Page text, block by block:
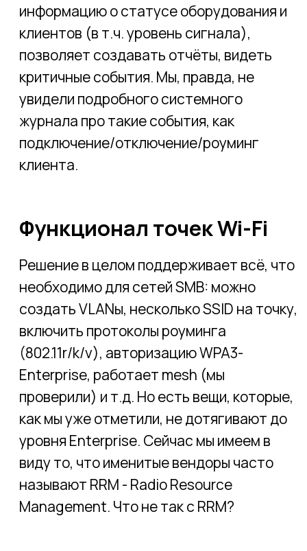
Оборудование TP-Link порадует
ценой и сроками поставки.
Решение вполне годно для
построения сетей SMB. На этапе
внедрения и за время его
эксплуатации оно не доставило нам
хлопот.
До уровня Enterprise решение не
дотягивает. Из того, что мы заметили,
― отсутствие RRM и возможности
резервирования контроллера.
При прочих равных условиях точек
может потребоваться больше по
сравнению с другими вендорами ―
из-за строгого ограничения
мощности на уровне 100 мВт.
Проблема нивелируется аккуратным
имеет
значительную экспертизу в области
гостиничного WiFi и предлагает
реализацию проектов под ключ, включая
проектирование сети, подбор и поставку
оборудования, строительство
больше можно в отделе продаж:
sales@connectum.ru
Заключение / выводы
запланировали его на ночь, когда сеть
не так нагружена.